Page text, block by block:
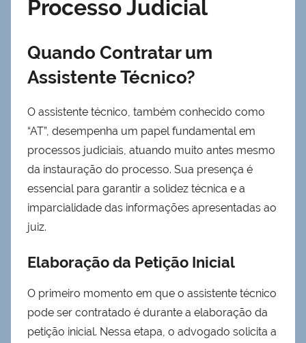
Processo Judicial
Quando Contratar um
Assistente Técnico?
O assistente técnico, também conhecido como
“AT”, desempenha um papel fundamental em
processos judiciais, atuando muito antes mesmo
da instauração do processo. Sua presença é
essencial para garantir a solidez técnica e a
imparcialidade das informações apresentadas ao
juiz.
Elaboração da Petição Inicial
O primeiro momento em que o assistente técnico
pode ser contratado é durante a elaboração da
petição inicial. Nessa etapa, o advogado solicita a